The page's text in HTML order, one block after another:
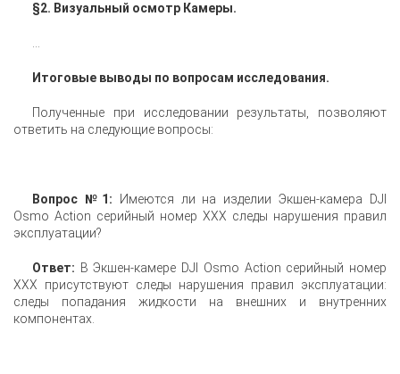
§2. Визуальный осмотр Камеры.
Итоговые выводы по вопросам исследования.
Полученные при исследовании результаты, позволяют
ответить на следующие вопросы:
Вопрос №1:
Имеются ли на изделии Экшен-камера DJI
Osmo Action серийный номер XXX следы нарушения правил
эксплуатации?
Ответ: В Экшен-камере DJI Osmo Action серийный номер
XXX присутствуют следы нарушения правил эксплуатации:
следы попадания жидкости на внешних и внутренних
компонентах.